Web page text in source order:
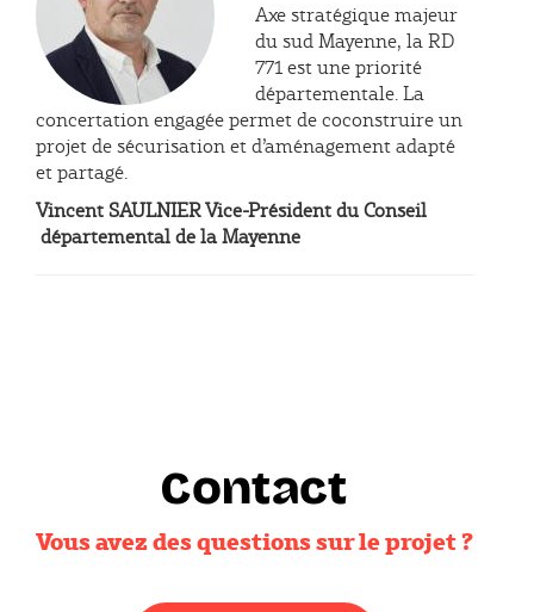
Axe stratégique majeur
du sud Mayenne, la RD
771 est une priorité
départementale. La
concertation engagée permet de coconstruire un
projet de sécurisation et d’aménagement adapté
et partagé.
Vincent SAULNIER Vice-Président du Conseil
départemental de la Mayenne
Contact
Vous avez des questions sur le projet ?